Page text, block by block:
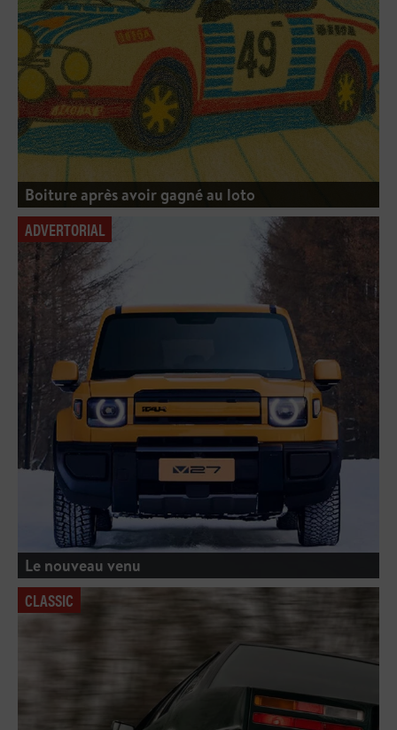
Boiture après avoir gagné au loto
ADVERTORIAL
Le nouveau venu
CLASSIC